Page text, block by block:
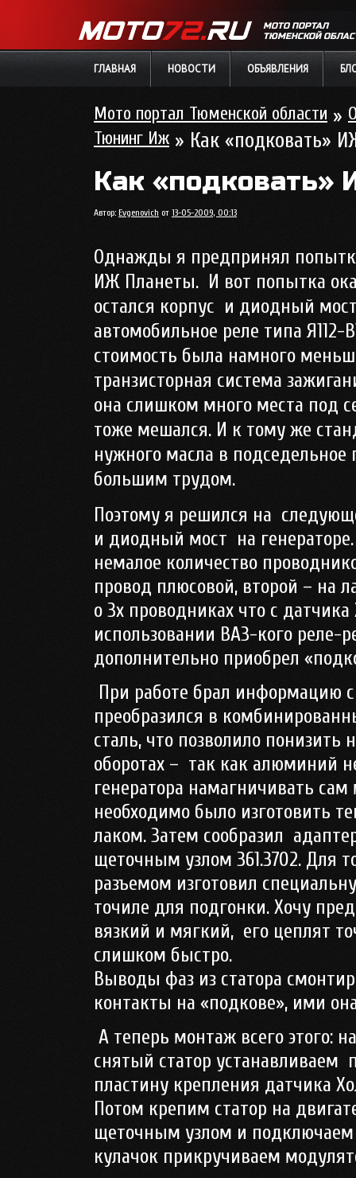
МОТО ПОРТАЛ
ТЮМЕНСКОЙ
ГЛАВНАЯ НОВОСТИ ОБЪЯВЛЕНИЯ
Мото портал Тюменской области »
Тюнинг Иж» Как «подковать»
Как «подковать»
Автор: Evgenovich от 13-05-2009, 00:13
Однажды я предпринял
ИЖ Планеты. И вот попытка
остался корпус и диодный
автомобильное реле типа Я112-
стоимость была намного
транзисторная система
она слишком много места под
тоже мешался. И к тому же
нужного масла в
большим трудом.
Поэтому я решился на
и диодный мост на
немалое количество
провод плюсовой, второй – на
о 3х проводниках что с
использовании ВАЗ-кого реле-
дополнительно приобрел
При работе брал информацию
преобразился в
сталь, что позволило понизить
оборотах – так как алюминий
генератора намагничивать
необходимо было изготовить
лаком. Затем сообразил
щеточным узлом 361.3702. Для
разъемом изготовил
точиле для подгонки. Хочу
вязкий и мягкий, его цеплят
слишком быстро.
Выводы фаз из статора
контакты на «подкове», ими
А теперь монтаж всего этого:
снятый статор устанавливаем
пластину крепления датчика
Потом крепим статор на
щеточным узлом и
кулачок прикручиваем